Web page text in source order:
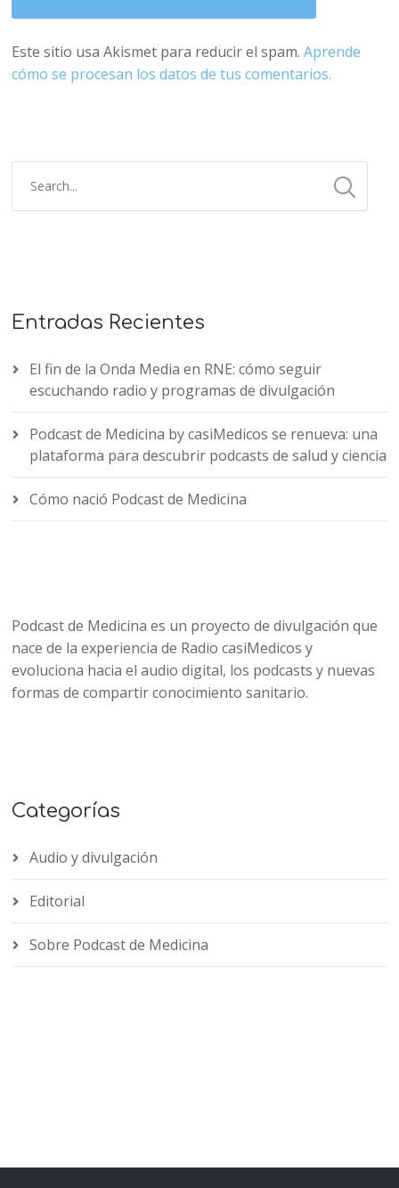
Este sitio usa Akismet para reducir el spam.Aprende
cómo se procesan los datos de tus comentarios.
Entradas Recientes
El fin de la Onda Media en RNE: cómo seguir
escuchando radio y programas de divulgación
Podcast de Medicina by casiMedicos se renueva: una
plataforma para descubrir podcasts de salud y ciencia
Cómo nació Podcast de Medicina
Podcast de Medicina es un proyecto de divulgación que
nace de la experiencia de Radio casiMedicos y
evoluciona hacia el audio digital, los podcasts y nuevas
formas de compartir conocimiento sanitario.
Categorías
Audio y divulgación
Editorial
Sobre Podcast de Medicina